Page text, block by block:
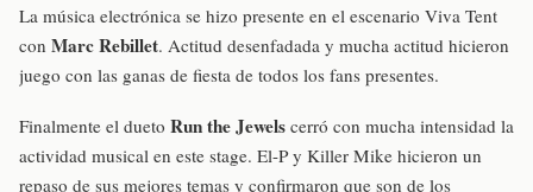
La música electrónica se hizo presente en el escenario Viva Tent
con Marc Rebillet. Actitud desenfadada y mucha actitud hicieron
juego con las ganas de fiesta de todos los fans presentes.
Finalmente el dueto Run the Jewels cerró con mucha intensidad la
actividad musical en este stage. El-P y Killer Mike hicieron un
repaso de sus mejores temas y confirmaron que son de los